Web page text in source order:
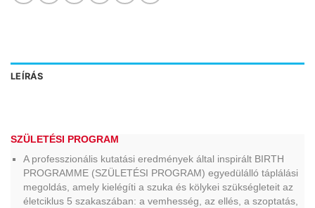
LEÍRÁS
SZÜLETÉSI PROGRAM
A professzionális kutatási eredmények által inspirált BIRTH
PROGRAMME (SZÜLETÉSI PROGRAM) egyedülálló táplálási
megoldás, amely kielégíti a szuka és kölykei szükségleteit az
életciklus 5 szakaszában: a vemhesség, az ellés, a szoptatás,